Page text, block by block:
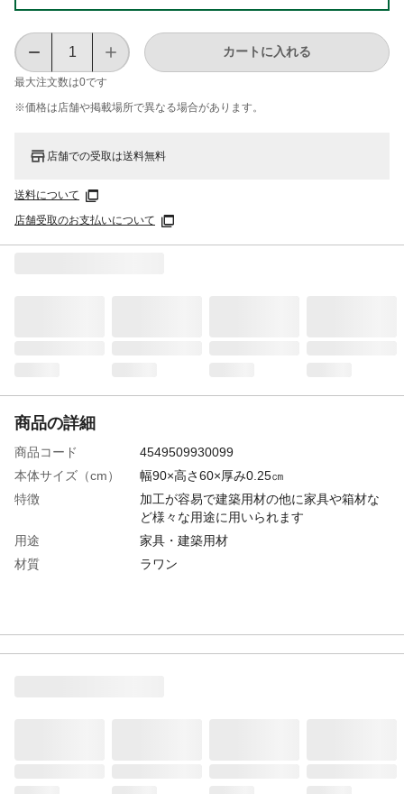
最大注文数は0です
カートに入れる
※価格は​店舗や​掲載場所で​異なる​場合が​あります。
店舗での受取は送料無料
送料について
店舗受取のお支払いについて
商品の詳細
商品コード
4549509930099
本体サイズ（cm）
幅90×高さ60×厚み0.25㎝
特徴
加工が容易で建築用材の他に家具や箱材な
ど様々な用途に用いられます
用途
家具・建築用材
材質
ラワン